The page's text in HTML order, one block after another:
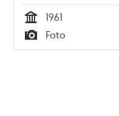
Tid
1961
Typ
Foto